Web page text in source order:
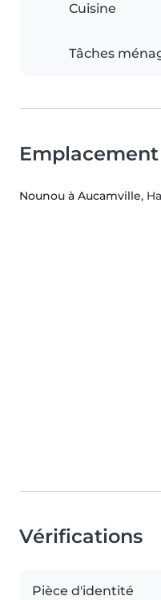
Cuisine
Tâches
Emplacement
Nounou à Aucamville,
Vérifications
Pièce d'identité